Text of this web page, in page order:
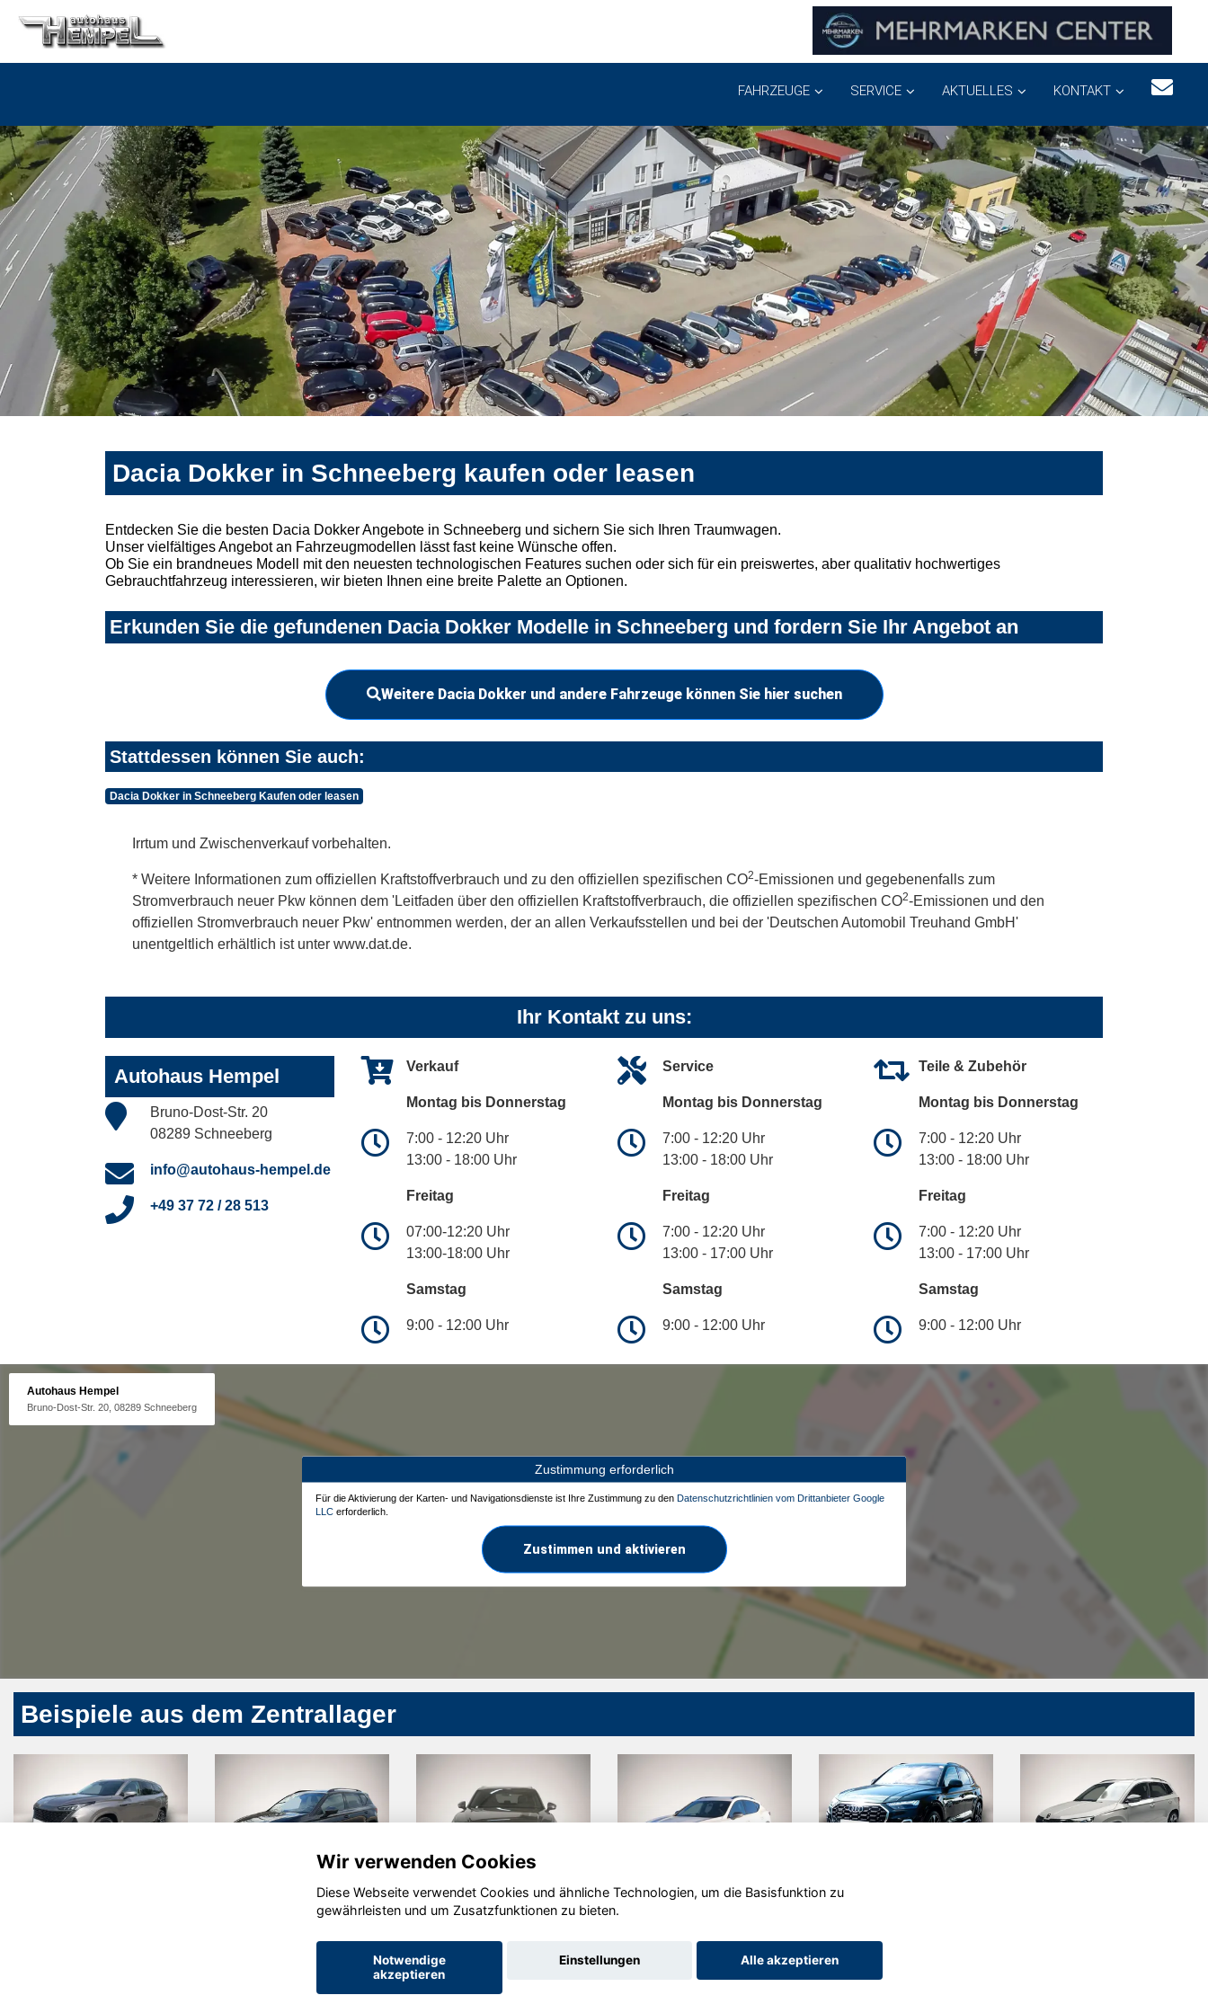
FAHRZEUGE SERVICE AKTUELLES KONTAKT
Dacia Dokker in Schneeberg kaufen oder leasen
Entdecken Sie die besten Dacia Dokker Angebote in Schneeberg und sichern Sie sich Ihren Traumwagen.
Unser vielfältiges Angebot an Fahrzeugmodellen lässt fast keine Wünsche offen.
Ob Sie ein brandneues Modell mit den neuesten technologischen Features suchen oder sich für ein preiswertes, aber qualitativ hochwertiges
Gebrauchtfahrzeug interessieren, wir bieten Ihnen eine breite Palette an Optionen.
Erkunden Sie die gefundenen Dacia Dokker Modelle in Schneeberg und fordern Sie Ihr Angebot an
Weitere Dacia Dokker und andere Fahrzeuge können Sie hier suchen
Stattdessen können Sie auch:
Dacia Dokker in Schneeberg Kaufen oder leasen
Irrtum und Zwischenverkauf vorbehalten.
* Weitere Informationen zum offiziellen Kraftstoffverbrauch und zu den offiziellen spezifischen CO2-Emissionen und gegebenenfalls zum
Stromverbrauch neuer Pkw können dem 'Leitfaden über den offiziellen Kraftstoffverbrauch, die offiziellen spezifischen CO2-Emissionen und den
offiziellen Stromverbrauch neuer Pkw' entnommen werden, der an allen Verkaufsstellen und bei der 'Deutschen Automobil Treuhand GmbH'
unentgeltlich erhältlich ist unter www.dat.de.
Ihr Kontakt zu uns:
Autohaus Hempel
Bruno-Dost-Str. 20
08289 Schneeberg
info@autohaus-hempel.de
+49 37 72 / 28 513
Verkauf
Montag bis Donnerstag
7:00 - 12:20 Uhr
13:00 - 18:00 Uhr
Freitag
07:00-12:20 Uhr
13:00-18:00 Uhr
Samstag
9:00 - 12:00 Uhr
Service
Montag bis Donnerstag
7:00 - 12:20 Uhr
13:00 - 18:00 Uhr
Freitag
7:00 - 12:20 Uhr
13:00 - 17:00 Uhr
Samstag
9:00 - 12:00 Uhr
Teile & Zubehör
Montag bis Donnerstag
7:00 - 12:20 Uhr
13:00 - 18:00 Uhr
Freitag
7:00 - 12:20 Uhr
13:00 - 17:00 Uhr
Samstag
9:00 - 12:00 Uhr
Autohaus Hempel
Bruno-Dost-Str. 20, 08289 Schneeberg
Zustimmung erforderlich
Für die Aktivierung der Karten- und Navigationsdienste ist Ihre Zustimmung zu den Datenschutzrichtlinien vom Drittanbieter Google
LLC erforderlich.
Zustimmen und aktivieren
Beispiele aus dem Zentrallager
Volkswagen
Touareg
Cupra
Formentor
Wir verwenden Cookies
Diese Webseite verwendet Cookies und ähnliche Technologien, um die Basisfunktion zu
gewährleisten und um Zusatzfunktionen zu bieten.
Notwendige
akzeptieren
Einstellungen Alle akzeptieren